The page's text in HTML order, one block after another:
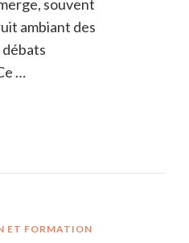
souvent
ambiant des
…
ET FORMATION